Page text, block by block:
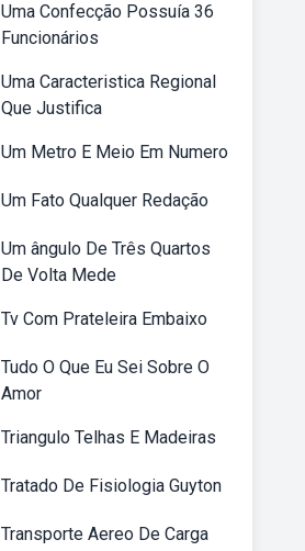
Uma Confecção Possuía 36
Funcionários
Uma Caracteristica Regional
Que Justifica
Um Metro E Meio Em Numero
Um Fato Qualquer Redação
Um ângulo De Três Quartos
De Volta Mede
Tv Com Prateleira Embaixo
Tudo O Que Eu Sei Sobre O
Amor
Triangulo Telhas E Madeiras
Tratado De Fisiologia Guyton
Transporte Aereo De Carga